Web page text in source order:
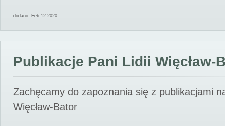
dodano: Feb 12 2020
Publikacje Pani Lidii Więcław-
Zachęcamy do zapoznania się z publikacjami
Więcław-Bator